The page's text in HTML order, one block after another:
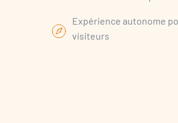
Expérience autonome
visiteurs